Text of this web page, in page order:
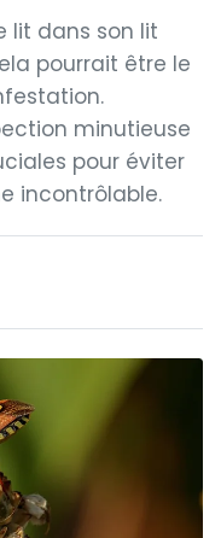
lit dans son lit
pourrait être le
minutieuse
pour éviter
incontrôlable.